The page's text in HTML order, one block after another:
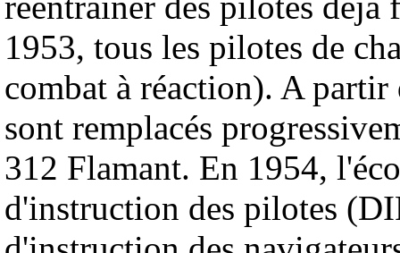
1953, tous les pilotes de
combat à réaction). A partir
sont remplacés
312 Flamant. En 1954,
d'instruction des pilotes